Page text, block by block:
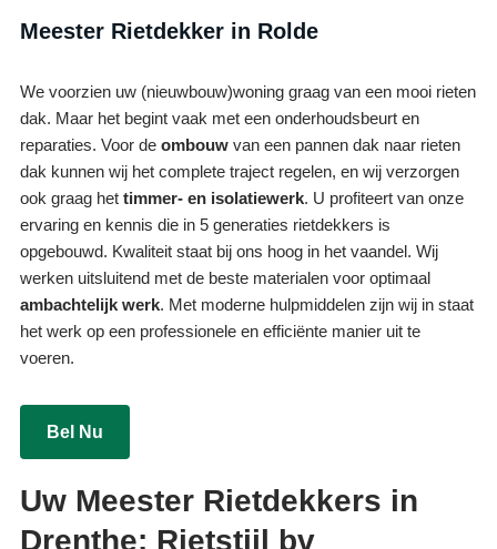
Meester Rietdekker in Rolde
We voorzien uw (nieuwbouw)woning graag van een mooi rieten
dak. Maar het begint vaak met een onderhoudsbeurt en
reparaties. Voor deombouw van een pannen dak naar rieten
dak kunnen wij het complete traject regelen, en wij verzorgen
ook graag hettimmer- en isolatiewerk. U profiteert van onze
ervaring en kennis die in 5 generaties rietdekkers is
opgebouwd. Kwaliteit staat bij ons hoog in het vaandel. Wij
werken uitsluitend met de beste materialen voor optimaal
ambachtelijk werk. Met moderne hulpmiddelen zijn wij in staat
het werk op een professionele en efficiënte manier uit te
voeren.
Bel Nu
Uw Meester Rietdekkers in
Drenthe: Rietstijl bv